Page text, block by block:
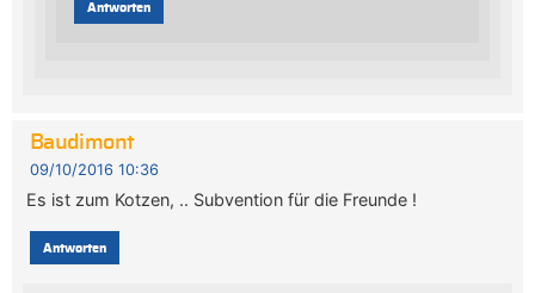
Antworten
Baudimont
09/10/2016 10:36
Es ist zum Kotzen, .. Subvention für die Freunde !
Antworten